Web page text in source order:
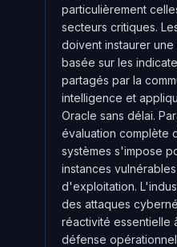
particulièrement
secteurs critiques.
doivent instaurer
basée sur les
partagés par la
intelligence et
Oracle sans délai.
évaluation complète
systèmes s'impose
instances
d'exploitation.
des attaques
réactivité essentielle
défense